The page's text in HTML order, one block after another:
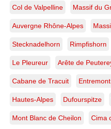
Col de Valpelline Massif du
Auvergne Rhône-Alpes
Stecknadelhorn Rimpfishorn
Le Pleureur Arête de
Cabane de Tracuit Entremont
Hautes-Alpes Dufourspitze
Mont Blanc de Cheilon Cima